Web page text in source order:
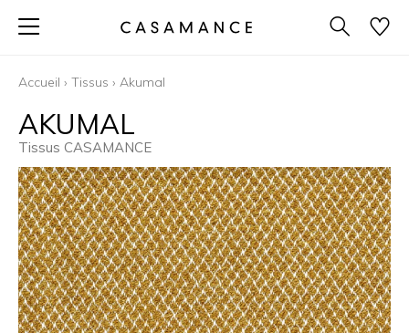
Accueil › Tissus › Akumal
AKUMAL
Tissus CASAMANCE